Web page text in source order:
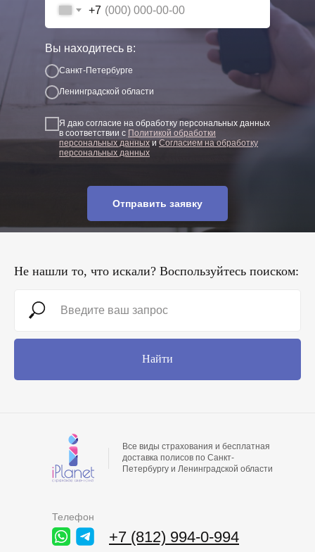
+7
Вы находитесь в:
Санкт-Петербурге
Ленинградской области
Я даю согласие на обработку персональных данных
в соответствии с Политикой обработки
персональных данныхиСогласием на обработку
персональных данных
Отправить заявку
Не нашли то, что искали? Воспользуйтесь поиском:
Найти
Все виды страхования и бесплатная
доставка полисов по Санкт-
Петербургу и Ленинградской области
Телефон
+7 (812) 994-0-994